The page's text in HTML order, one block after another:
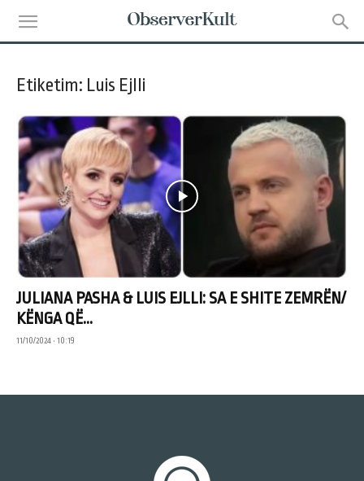
Etiketim: Luis Ejlli
JULIANA PASHA & LUIS EJLLI: SA E SHITE ZEMRËN/
KËNGA QË...
11/10/2024 • 10:19